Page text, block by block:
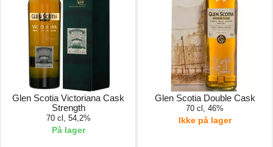
Glen Scotia Victoriana Cask
Strength
70 cl, 54,2%
På lager
Glen Scotia Double Cask
70 cl, 46%
Ikke på lager